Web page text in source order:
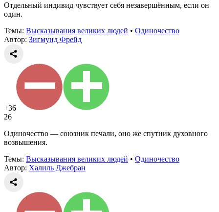
Отдельный индивид чувствует себя незавершённым, если он
один.
Темы: Высказывания великих людей • Одиночество
Автор: Зигмунд Фрейд
+36
26
Одиночество — союзник печали, оно же спутник духовного
возвышения.
Темы: Высказывания великих людей • Одиночество
Автор: Халиль Джебран